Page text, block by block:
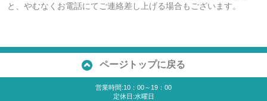
と、やむなくお電話にてご連絡差し上げる場合もございます。
ページトップに戻る
営業時間:10：00～19：00
定休日:水曜日